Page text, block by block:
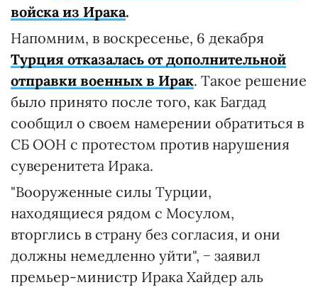
войска из Ирака.
Напомним, в воскресенье, 6 декабря
Турция отказалась от дополнительной
отправки военных в Ирак. Такое решение
было принято после того, как Багдад
сообщил о своем намерении обратиться в
СБ ООН с протестом против нарушения
суверенитета Ирака.
"Вооруженные силы Турции,
находящиеся рядом с Мосулом,
вторглись в страну без согласия, и они
должны немедленно уйти", − заявил
премьер-министр Ирака Хайдер аль